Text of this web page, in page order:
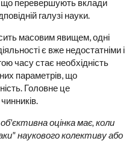
що перевершують вклади
галузі науки.
масовим явищем, одні
є вже недостатніми і
часу стає необхідність
параметрів, що
Головне це
оцінка має, коли
наукового колективу або